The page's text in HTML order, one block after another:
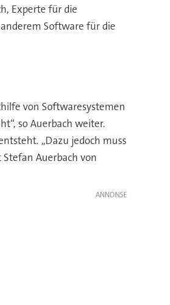
Experte für die
Software für die
von Softwaresystemen
so Auerbach weiter.
„Dazu jedoch muss
Auerbach von